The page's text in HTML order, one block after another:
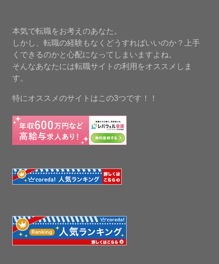
本気で転職をお考えのあなた。
しかし、転職の経験もなくどうすればいいのか？上手
くできるのかと心配になってしまいますよね。
そんなあなたには転職サイトの利用をオススメしま
す。
特にオススメのサイトはこの3つです！！